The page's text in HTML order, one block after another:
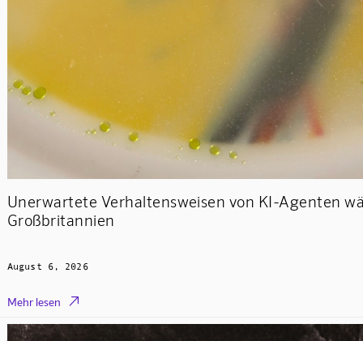
Unerwartete Verhaltensweisen von KI-Agenten
Großbritannien
August 6, 2026
Mehr lesen 